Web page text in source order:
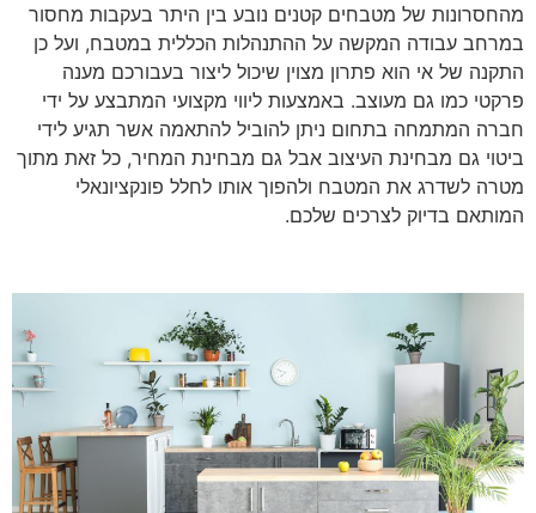
מהחסרונות של מטבחים קטנים נובע בין היתר בעקבות מחסור
במרחב עבודה המקשה על ההתנהלות הכללית במטבח, ועל כן
התקנה של אי הוא פתרון מצוין שיכול ליצור בעבורכם מענה
פרקטי כמו גם מעוצב. באמצעות ליווי מקצועי המתבצע על ידי
חברה המתמחה בתחום ניתן להוביל להתאמה אשר תגיע לידי
ביטוי גם מבחינת העיצוב אבל גם מבחינת המחיר, כל זאת מתוך
מטרה לשדרג את המטבח ולהפוך אותו לחלל פונקציונאלי
המותאם בדיוק לצרכים שלכם.